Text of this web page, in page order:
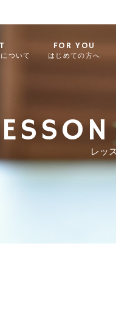
ついて
FOR YOU
はじめての方へ
レッ